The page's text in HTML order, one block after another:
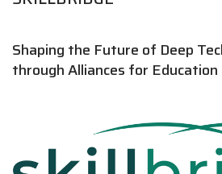
Shaping the Future of Deep
through Alliances for